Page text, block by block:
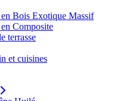
en Bois Exotique Massif
Composite
terrasse
et cuisines